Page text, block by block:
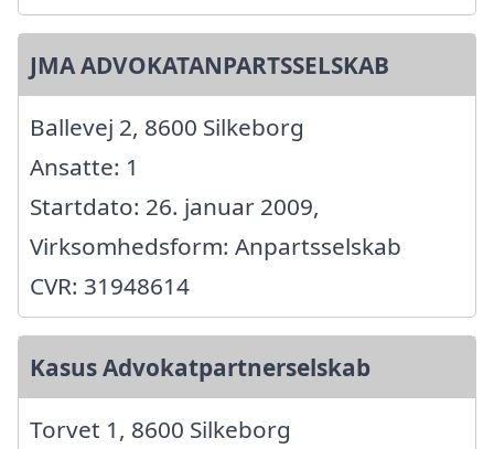
JMA ADVOKATANPARTSSELSKAB
Ballevej 2, 8600 Silkeborg
Ansatte: 1
Startdato: 26. januar 2009,
Virksomhedsform: Anpartsselskab
CVR: 31948614
Kasus Advokatpartnerselskab
Torvet 1, 8600 Silkeborg